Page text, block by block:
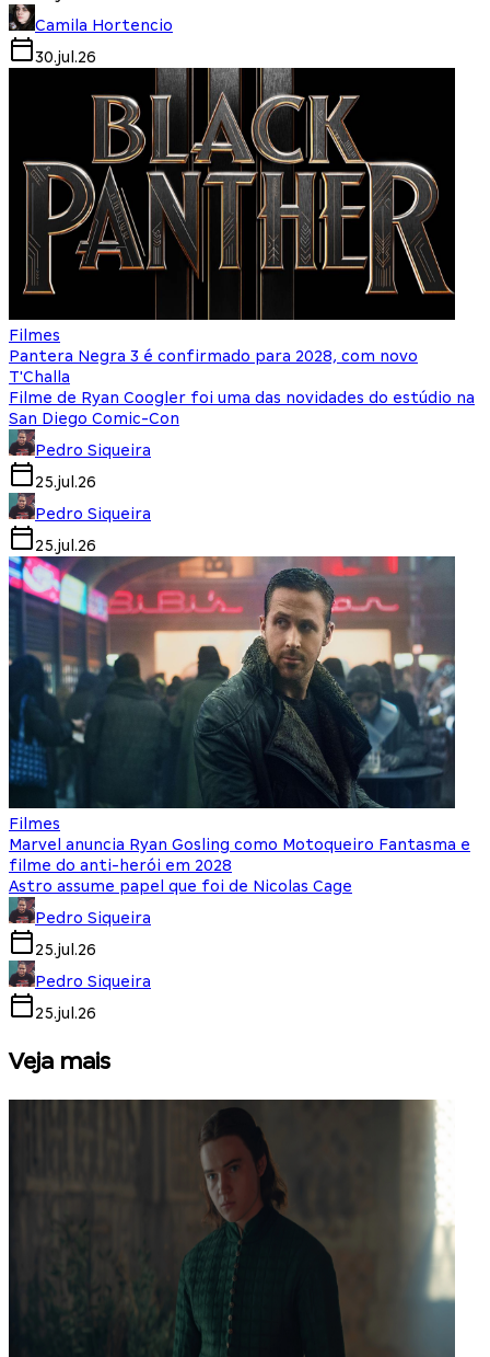
Camila Hortencio
30.jul.26
Filmes
Pantera Negra 3 é confirmado para 2028, com novo
T'Challa
Filme de Ryan Coogler foi uma das novidades do estúdio na
San Diego Comic-Con
Pedro Siqueira
25.jul.26
Pedro Siqueira
25.jul.26
Filmes
Marvel anuncia Ryan Gosling como Motoqueiro Fantasma e
filme do anti-herói em 2028
Astro assume papel que foi de Nicolas Cage
Pedro Siqueira
25.jul.26
Pedro Siqueira
25.jul.26
Veja mais